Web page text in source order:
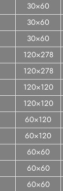
30×60
30×60
30×60
120×278
120×278
120×120
120×120
60×120
60×120
60×60
60×60
60×60